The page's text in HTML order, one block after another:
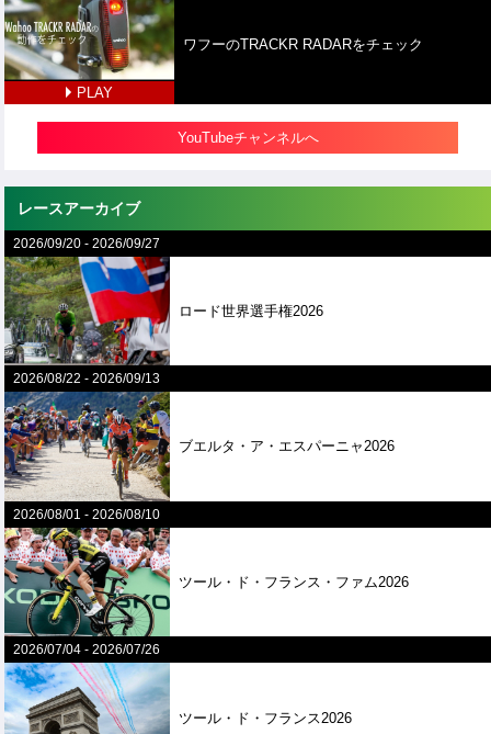
PLAY
ワフーのTRACKR RADARをチェック
YouTubeチャンネルへ
レースアーカイブ
2026/09/20 -2026/09/27
ロード世界選手権2026
2026/08/22 -2026/09/13
ブエルタ・ア・エスパーニャ2026
2026/08/01 -2026/08/10
ツール・ド・フランス・ファム2026
2026/07/04 -2026/07/26
ツール・ド・フランス2026